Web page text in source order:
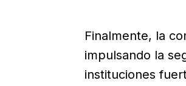
Finalmente, la
impulsando la
instituciones